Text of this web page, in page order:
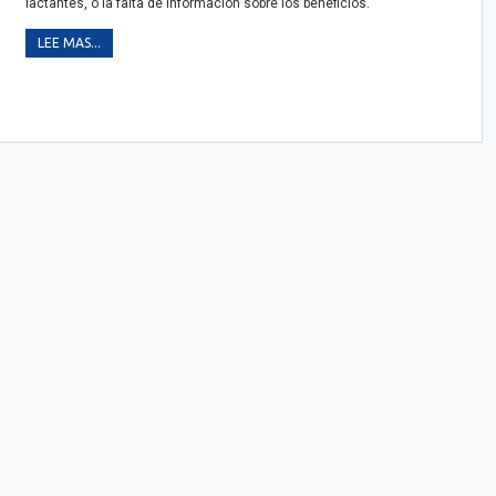
LEE MAS...